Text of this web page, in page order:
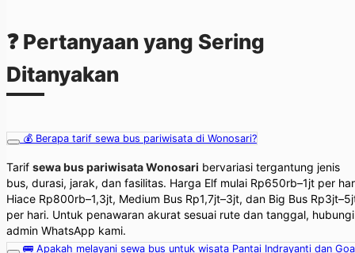
❓ Pertanyaan yang Sering
Ditanyakan
💰 Berapa tarif sewa bus pariwisata di Wonosari?
Tarif sewa bus pariwisata Wonosari bervariasi tergantung jenis
bus, durasi, jarak, dan fasilitas. Harga Elf mulai Rp650rb–1jt per
Hiace Rp800rb–1,3jt, Medium Bus Rp1,7jt–3jt, dan Big Bus
per hari. Untuk penawaran akurat sesuai rute dan tanggal, hubungi
admin WhatsApp kami.
🚌 Apakah melayani sewa bus untuk wisata Pantai Indrayanti dan Goa